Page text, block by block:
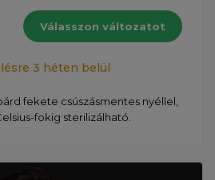
Válasszon változatot
3 héten belül
fekete csúszásmentes nyéllel,
fokig sterilizálható.